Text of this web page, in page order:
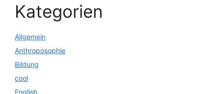
Kategorien
Allgemein
Anthroposophie
Bildung
cool
English